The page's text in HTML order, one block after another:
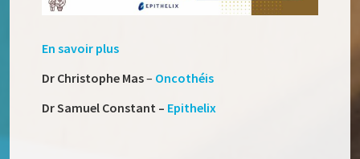
En savoir plus
Dr Christophe Mas– Oncothéis
Dr Samuel Constant – Epithelix